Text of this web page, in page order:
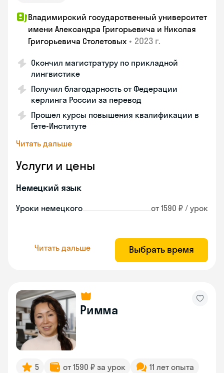
Владимирский государственный университет
имени Александра Григорьевича и Николая
Григорьевича Столетовых • 2023 г.
Окончил магистратуру по прикладной
лингвистике
Получил благодарность от Федерации
керлинга России за перевод
Прошел курсы повышения квалификации в
Гете-Институте
Читать дальше
Услуги и цены
Немецкий язык
Уроки немецкого от 1590 ₽ / урок
Читать дальше Выбрать время
Римма
5 от 1590 ₽ за урок
11 лет опыта